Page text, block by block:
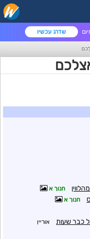
שדרג עכשיו
חנוך א
חנוך א
אוריין